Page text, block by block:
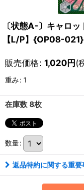
〔状態A-〕キャロ
【L/P】{OP08-021}
販売価格: 1,020円(
重み: 1
在庫数 8枚
数量:
返品特約に関する重要